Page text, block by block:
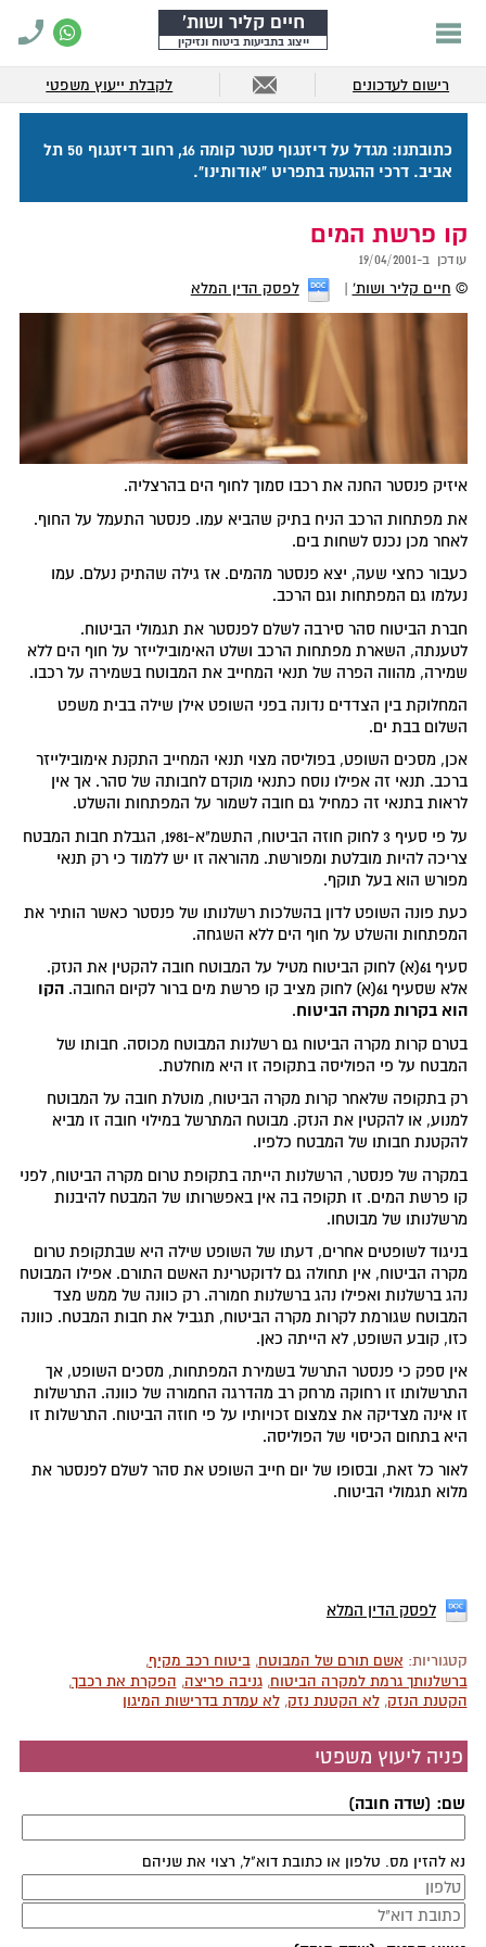
חיים קליר ושות'
ייצוג בתביעות ביטוח ונזיקין
רישום לעדכונים לקבלת ייעוץ משפטי
כתובתנו: מגדל על דיזנגוף סנטר קומה 16, רחוב דיזנגוף 50 תל
אביב. דרכי ההגעה בתפריט "אודותינו".
קו פרשת המים
עודכן ב-19/04/2001
© חיים קליר ושות' לפסק הדין המלא
איזיק פנסטר החנה את רכבו סמוך לחוף הים בהרצליה.
את מפתחות הרכב הניח בתיק שהביא עמו. פנסטר התעמל על החוף.
לאחר מכן נכנס לשחות בים.
כעבור כחצי שעה, יצא פנסטר מהמים. אז גילה שהתיק נעלם. עמו
נעלמו גם המפתחות וגם הרכב.
חברת הביטוח סהר סירבה לשלם לפנסטר את תגמולי הביטוח.
לטענתה, השארת מפתחות הרכב ושלט האימובילייזר על חוף הים ללא
שמירה, מהווה הפרה של תנאי המחייב את המבוטח בשמירה על רכבו.
המחלוקת בין הצדדים נדונה בפני השופט אילן שילה בבית משפט
השלום בבת ים.
אכן, מסכים השופט, בפוליסה מצוי תנאי המחייב התקנת אימובילייזר
ברכב. תנאי זה אפילו נוסח כתנאי מוקדם לחבותה של סהר. אך אין
לראות בתנאי זה כמחיל גם חובה לשמור על המפתחות והשלט.
על פי סעיף 3 לחוק חוזה הביטוח, התשמ"א-1981, הגבלת חבות המבטח
צריכה להיות מובלטת ומפורשת. מהוראה זו יש ללמוד כי רק תנאי
מפורש הוא בעל תוקף.
כעת פונה השופט לדון בהשלכות רשלנותו של פנסטר כאשר הותיר את
המפתחות והשלט על חוף הים ללא השגחה.
סעיף 61(א) לחוק הביטוח מטיל על המבוטח חובה להקטין את הנזק.
אלא שסעיף 61(א) לחוק מציב קו פרשת מים ברור לקיום החובה.
הקו
הוא בקרות מקרה הביטוח.
בטרם קרות מקרה הביטוח גם רשלנות המבוטח מכוסה. חבותו של
המבטח על פי הפוליסה בתקופה זו היא מוחלטת.
רק בתקופה שלאחר קרות מקרה הביטוח, מוטלת חובה על המבוטח
למנוע, או להקטין את הנזק. מבוטח המתרשל במילוי חובה זו מביא
להקטנת חבותו של המבטח כלפיו.
במקרה של פנסטר, הרשלנות הייתה בתקופת טרום מקרה הביטוח, לפני
קו פרשת המים. זו תקופה בה אין באפשרותו של המבטח להיבנות
מרשלנותו של מבוטחו.
בניגוד לשופטים אחרים, דעתו של השופט שילה היא שבתקופת טרום
מקרה הביטוח, אין תחולה גם לדוקטרינת האשם התורם. אפילו המבוטח
נהג ברשלנות ואפילו נהג ברשלנות חמורה. רק כוונה של ממש מצד
המבוטח שגורמת לקרות מקרה הביטוח, תגביל את חבות המבטח. כוונה
כזו, קובע השופט, לא הייתה כאן.
אין ספק כי פנסטר התרשל בשמירת המפתחות, מסכים השופט, אך
התרשלותו זו רחוקה מרחק רב מהדרגה החמורה של כוונה. התרשלות
זו אינה מצדיקה את צמצום זכויותיו על פי חוזה הביטוח. התרשלות זו
היא בתחום הכיסוי של הפוליסה.
לאור כל זאת, ובסופו של יום חייב השופט את סהר לשלם לפנסטר את
מלוא תגמולי הביטוח.
לפסק הדין המלא
קטגוריות: אשם תורם של המבוטח,ביטוח רכב מקיף,
ברשלנותך גרמת למקרה הביטוח,גניבה פריצה, הפקרת את רכבך,
הקטנת הנזק,לא הקטנת נזק,לא עמדת בדרישות המיגון
פניה ליעוץ משפטי
שם: (שדה חובה)
נא להזין מס. טלפון או כתובת דוא"ל, רצוי את שניהם